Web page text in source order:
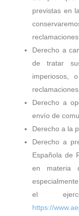
previstas en
reclamaciones.
Derecho a
de tratar
imperiosos,
reclamaciones.
Derecho a
envío de
Derecho a la
Derecho a
Española de
en materia
el
https://